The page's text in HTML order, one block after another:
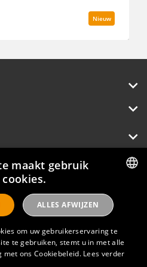
Hotelprofessionals
DUTCH
ENGLISH
maakt gebruik
om uw gebruikerservaring te
te gebruiken, stemt u in met alle
met ons Cookiebeleid. Lees verder
ALLES AFWIJZEN